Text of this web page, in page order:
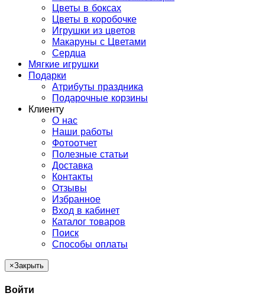
Цветы в боксах
Цветы в коробочке
Игрушки из цветов
Макаруны с Цветами
Сердца
Мягкие игрушки
Подарки
Атрибуты праздника
Подарочные корзины
Клиенту
О нас
Наши работы
Фотоотчет
Полезные статьи
Доставка
Контакты
Отзывы
Избранное
Вход в кабинет
Каталог товаров
Поиск
Способы оплаты
×Закрыть
Войти